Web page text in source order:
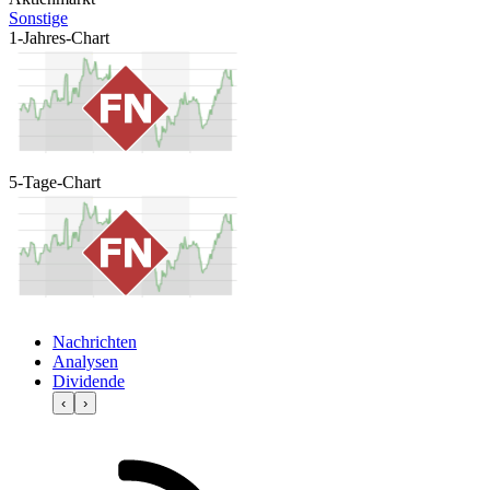
Sonstige
1-Jahres-Chart
5-Tage-Chart
Nachrichten
Analysen
Dividende
‹ ›